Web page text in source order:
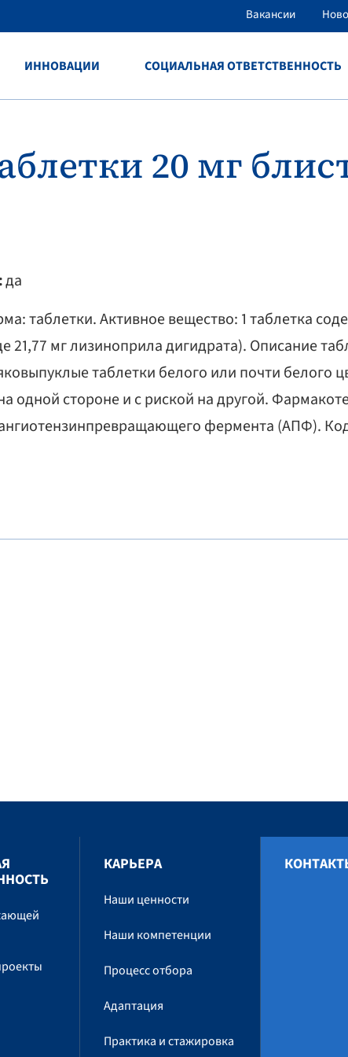
Вакансии
ИННОВАЦИИ СОЦИАЛЬНАЯ ОТВЕТСТВЕННОСТЬ
20 мг
да
таблетки. Активное вещество: 1 таблетка
21,77 мг лизиноприла дигидрата). Описание
таблетки белого или почти белого
одной стороне и с риской на другой.
фермента (АПФ). Код
КАРЬЕРА
Наши ценности
Наши компетенции
Процесс отбора
Адаптация
Практика и стажировка